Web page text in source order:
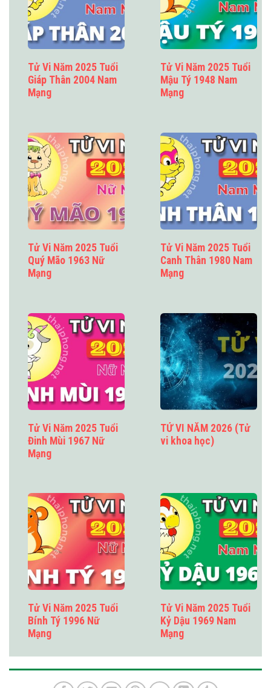
Tử Vi Năm 2025 Tuổi
Giáp Thân 2004 Nam
Mạng
Tử Vi Năm 2025 Tuổi
Mậu Tý 1948 Nam
Mạng
Tử Vi Năm 2025 Tuổi
Quý Mão 1963 Nữ
Mạng
Tử Vi Năm 2025 Tuổi
Canh Thân 1980 Nam
Mạng
Tử Vi Năm 2025 Tuổi
Đinh Mùi 1967 Nữ
Mạng
TỬ VI NĂM 2026 (Tử
vi khoa học)
Tử Vi Năm 2025 Tuổi
Bính Tý 1996 Nữ
Mạng
Tử Vi Năm 2025 Tuổi
Kỷ Dậu 1969 Nam
Mạng